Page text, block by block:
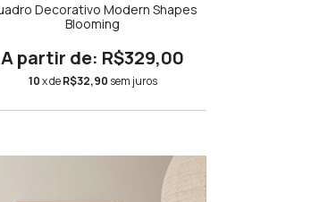
Decorativo Modern Shapes
Blooming
R$329,00
10x deR$32,90 sem juros